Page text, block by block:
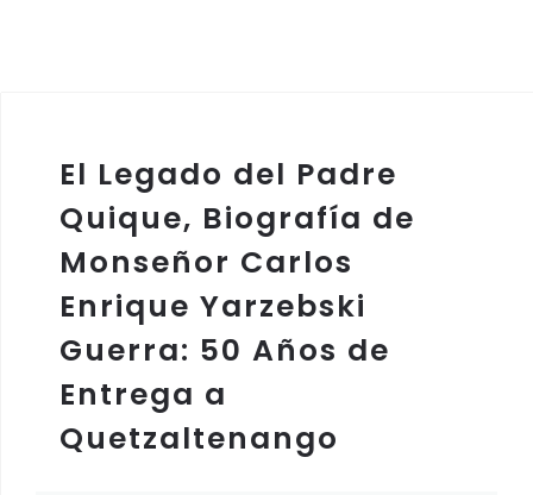
El Legado del Padre
Quique, Biografía de
Monseñor Carlos
Enrique Yarzebski
Guerra: 50 Años de
Entrega a
Quetzaltenango